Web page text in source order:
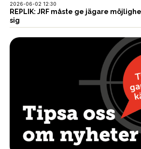
2026-06-02 12:30
REPLIK: JRF måste ge jägare
sig